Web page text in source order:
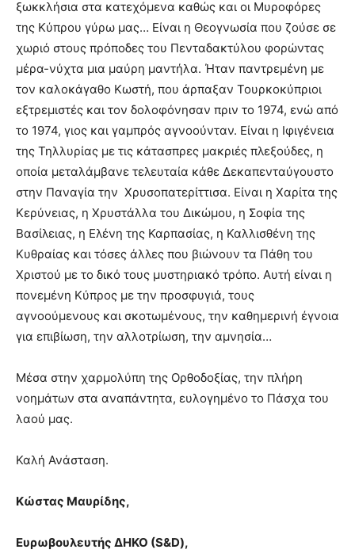
ξωκκλήσια στα κατεχόμενα καθώς και οι Μυροφόρες
της Κύπρου γύρω μας… Είναι η Θεογνωσία που ζούσε σε
χωριό στους πρόποδες του Πενταδακτύλου φορώντας
μέρα-νύχτα μια μαύρη μαντήλα. Ήταν παντρεμένη με
τον καλοκάγαθο Κωστή, που άρπαξαν Τουρκοκύπριοι
εξτρεμιστές και τον δολοφόνησαν πριν το 1974, ενώ από
το 1974, γιος και γαμπρός αγνοούνταν. Είναι η Ιφιγένεια
της Τηλλυρίας με τις κάτασπρες μακριές πλεξούδες, η
οποία μεταλάμβανε τελευταία κάθε Δεκαπενταύγουστο
στην Παναγία την Χρυσοπατερίττισα. Είναι η Χαρίτα της
Κερύνειας, η Χρυστάλλα του Δικώμου, η Σοφία της
Βασίλειας, η Ελένη της Καρπασίας, η Καλλισθένη της
Κυθραίας και τόσες άλλες που βιώνουν τα Πάθη του
Χριστού με το δικό τους μυστηριακό τρόπο. Αυτή είναι η
πονεμένη Κύπρος με την προσφυγιά, τους
αγνοούμενους και σκοτωμένους, την καθημερινή έγνοια
για επιβίωση, την αλλοτρίωση, την αμνησία…
Μέσα στην χαρμολύπη της Ορθοδοξίας, την πλήρη
νοημάτων στα αναπάντητα, ευλογημένο το Πάσχα του
λαού μας.
Καλή Ανάσταση.
Κώστας Μαυρίδης,
Ευρωβουλευτής ΔΗΚΟ (S&D),